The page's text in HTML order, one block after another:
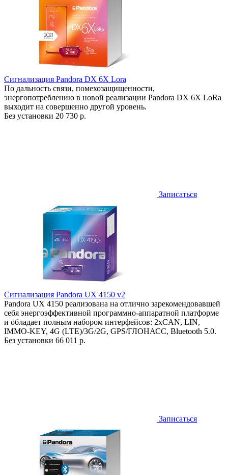
Сигнализация Pandora DX 6X Lora
По дальность связи, помехозащищенности,
энергопотреблению в новой реализации Pandora DX 6X LoRa
выходит на совершенно другой уровень.
Без установки 20 730 р.
Записаться
Сигнализация Pandora UX 4150 v2
Pandora UX 4150 реализована на отлично зарекомендовавшей
себя энергоэффективной программно-аппаратной платформе
и обладает полным набором интерфейсов: 2хCAN, LIN,
IMMO-KEY, 4G (LTE)/3G/2G, GPS/ГЛОНАСС, Bluetooth 5.0.
Без установки 66 011 р.
Записаться